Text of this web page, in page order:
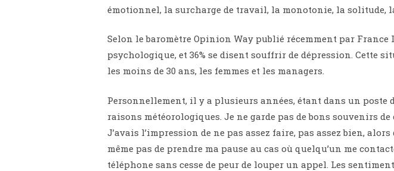
émotionnel, la surcharge de travail, la monotonie, la solitude,
Selon le baromètre Opinion Way publié récemment par
psychologique, et 36% se disent souffrir de dépression. Cette
les moins de 30 ans, les femmes et les managers.
Personnellement, il y a plusieurs années, étant dans un poste
raisons météorologiques. Je ne garde pas de bons souvenirs
J’avais l’impression de ne pas assez faire, pas assez bien,
même pas de prendre ma pause au cas où quelqu’un me
téléphone sans cesse de peur de louper un appel. Les